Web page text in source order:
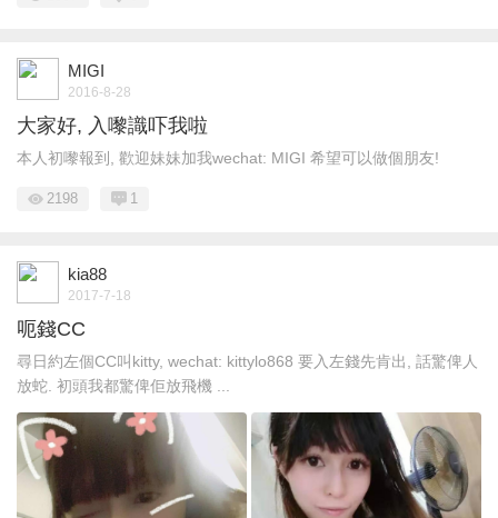
MIGI
2016-8-28
大家好, 入嚟識吓我啦
本人初嚟報到, 歡迎妹妹加我wechat: MIGI 希望可以做個朋友!
2198 1
kia88
2017-7-18
呃錢CC
尋日約左個CC叫kitty, wechat: kittylo868 要入左錢先肯出, 話驚俾人
放蛇. 初頭我都驚俾佢放飛機 ...